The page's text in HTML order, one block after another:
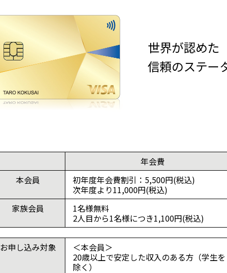
世界が認めた
信頼のステー
年会費
本会員
初年度年会費割引：5,500円(税込)
次年度より11,000円(税込)
家族会員
1名様無料
2人目から1名様につき1,100円(税込)
お申し込み対象
＜本会員＞
20歳以上で安定した収入のある方（学生を
除く）